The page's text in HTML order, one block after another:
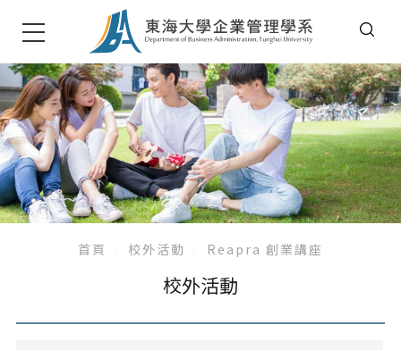
首頁 校外活動 Reapra 創業講座
校外活動